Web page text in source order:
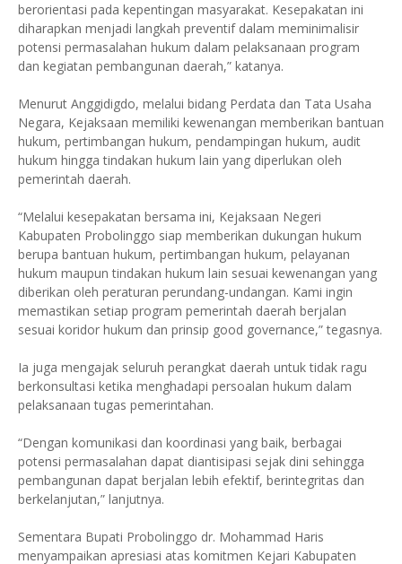
berorientasi pada kepentingan masyarakat. Kesepakatan ini
diharapkan menjadi langkah preventif dalam meminimalisir
potensi permasalahan hukum dalam pelaksanaan program
dan kegiatan pembangunan daerah,” katanya.
Menurut Anggidigdo, melalui bidang Perdata dan Tata Usaha
Negara, Kejaksaan memiliki kewenangan memberikan bantuan
hukum, pertimbangan hukum, pendampingan hukum, audit
hukum hingga tindakan hukum lain yang diperlukan oleh
pemerintah daerah.
“Melalui kesepakatan bersama ini, Kejaksaan Negeri
Kabupaten Probolinggo siap memberikan dukungan hukum
berupa bantuan hukum, pertimbangan hukum, pelayanan
hukum maupun tindakan hukum lain sesuai kewenangan yang
diberikan oleh peraturan perundang-undangan. Kami ingin
memastikan setiap program pemerintah daerah berjalan
sesuai koridor hukum dan prinsip good governance,” tegasnya.
Ia juga mengajak seluruh perangkat daerah untuk tidak ragu
berkonsultasi ketika menghadapi persoalan hukum dalam
pelaksanaan tugas pemerintahan.
“Dengan komunikasi dan koordinasi yang baik, berbagai
potensi permasalahan dapat diantisipasi sejak dini sehingga
pembangunan dapat berjalan lebih efektif, berintegritas dan
berkelanjutan,” lanjutnya.
Sementara Bupati Probolinggo dr. Mohammad Haris
menyampaikan apresiasi atas komitmen Kejari Kabupaten